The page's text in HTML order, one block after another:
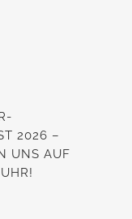
2026 –
UNS AUF